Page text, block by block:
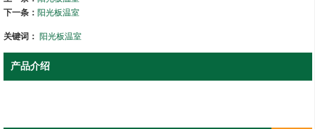
下一条： 阳光板温室
关键词： 阳光板温室
产品介绍